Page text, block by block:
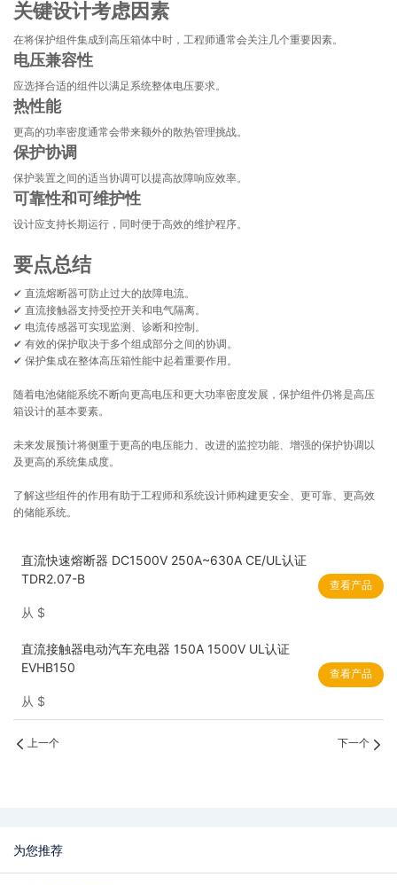
关键设计考虑因素
在将保护组件集成到高压箱体中时，工程师通常会关注几个重要因素。
电压兼容性
应选择合适的组件以满足系统整体电压要求。
热性能
更高的功率密度通常会带来额外的散热管理挑战。
保护协调
保护装置之间的适当协调可以提高故障响应效率。
可靠性和可维护性
设计应支持长期运行，同时便于高效的维护程序。
要点总结
✔ 直流熔断器可防止过大的故障电流。
✔ 直流接触器支持受控开关和电气隔离。
✔ 电流传感器可实现监测、诊断和控制。
✔ 有效的保护取决于多个组成部分之间的协调。
✔ 保护集成在整体高压箱性能中起着重要作用。
随着电池储能系统不断向更高电压和更大功率密度发展，保护组件仍将是高压
箱设计的基本要素。
未来发展预计将侧重于更高的电压能力、改进的监控功能、增强的保护协调以
及更高的系统集成度。
了解这些组件的作用有助于工程师和系统设计师构建更安全、更可靠、更高效
的储能系统。
直流快速熔断器 DC1500V 250A~630A CE/UL认证
TDR2.07-B
从 $
查看产品
直流接触器电动汽车充电器 150A 1500V UL认证
EVHB150
从 $
查看产品
上一个 下一个
为您推荐